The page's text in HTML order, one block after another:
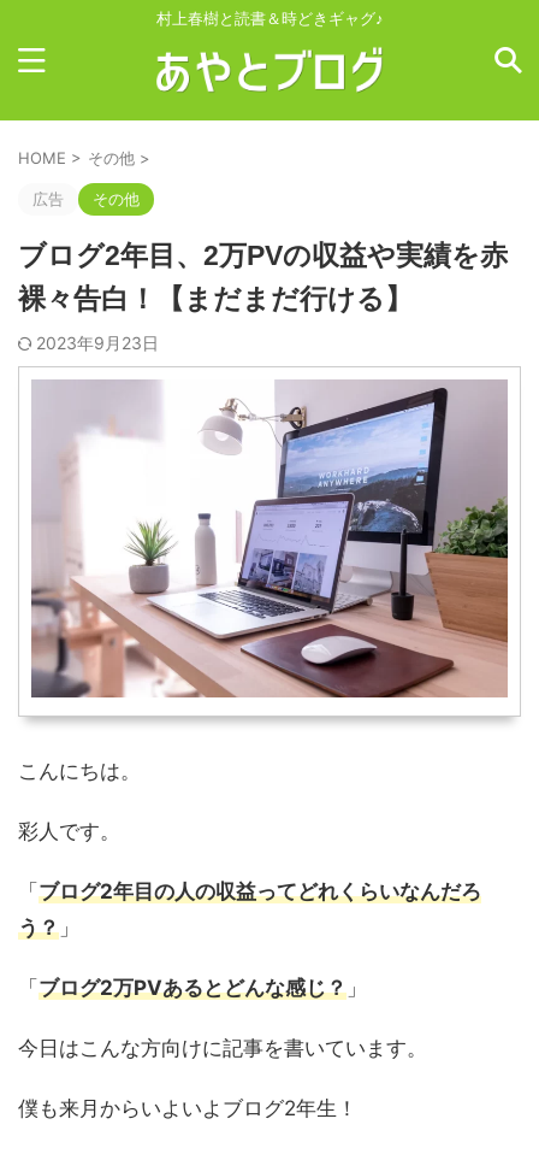
村上春樹と読書＆時どきギャグ♪
HOME > その他 >
広告 その他
ブログ2年目、2万PVの収益や実績を赤
裸々告白！【まだまだ行ける】
2023年9月23日
こんにちは。
彩人です。
「ブログ2年目の人の収益ってどれくらいなんだろ
う？ 」
「ブログ2万PVあるとどんな感じ？ 」
今日はこんな方向けに記事を書いています。
僕も来月からいよいよブログ2年生！